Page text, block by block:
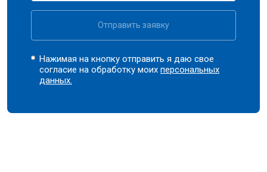
Отправить заявку
Нажимая на кнопку отправить я даю свое
согласие на обработку моихперсональных
данных.